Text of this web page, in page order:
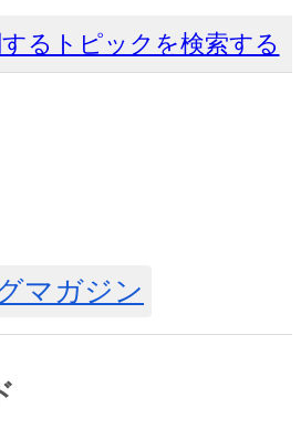
するトピックを検索する
マガジン